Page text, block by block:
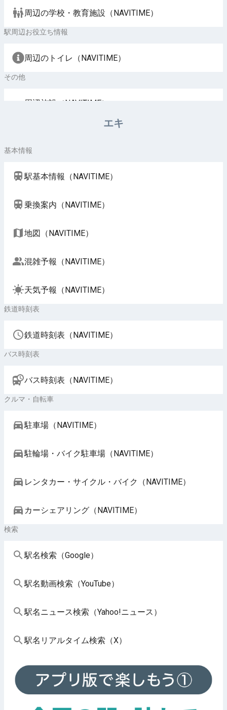
周辺の学校・教育施設（NAVITIME）
駅周辺お役立ち情報
周辺のトイレ（NAVITIME）
その他
周辺施設（NAVITIME）
エキ
基本情報
駅基本情報（NAVITIME）
乗換案内（NAVITIME）
地図（NAVITIME）
混雑予報（NAVITIME）
天気予報（NAVITIME）
鉄道時刻表
鉄道時刻表（NAVITIME）
バス時刻表
バス時刻表（NAVITIME）
クルマ・自転車
駐車場（NAVITIME）
駐輪場・バイク駐車場（NAVITIME）
レンタカー・サイクル・バイク（NAVITIME）
カーシェアリング（NAVITIME）
検索
駅名検索（Google）
駅名動画検索（YouTube）
駅名ニュース検索（Yahoo!ニュース）
駅名リアルタイム検索（X）